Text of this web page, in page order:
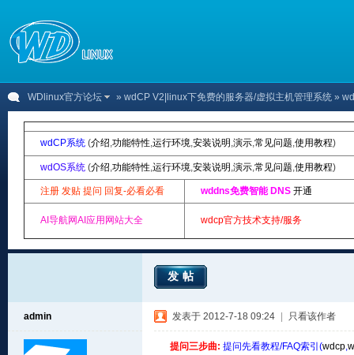
WDlinux官方论坛 » wdCP V2|linux下免费的服务器/虚拟主机管理系统 »
wdCP系统 (介绍,功能特性,运行环境,安装说明 ,演示,常见问题,使用教程)
wdOS系统 (介绍,功能特性,运行环境,安装说明 ,演示,常见问题,使用教程)
注册 发贴 提问 回复-必看必看 wddns免费智能 DNS 开通
AI导航网AI应用网站大全 wdcp官方技术支持/服务
发帖
admin 发表于 2012-7-18 09:24 只看该作者
提问三步曲: 提问先看教程/FAQ索引(wdcp,